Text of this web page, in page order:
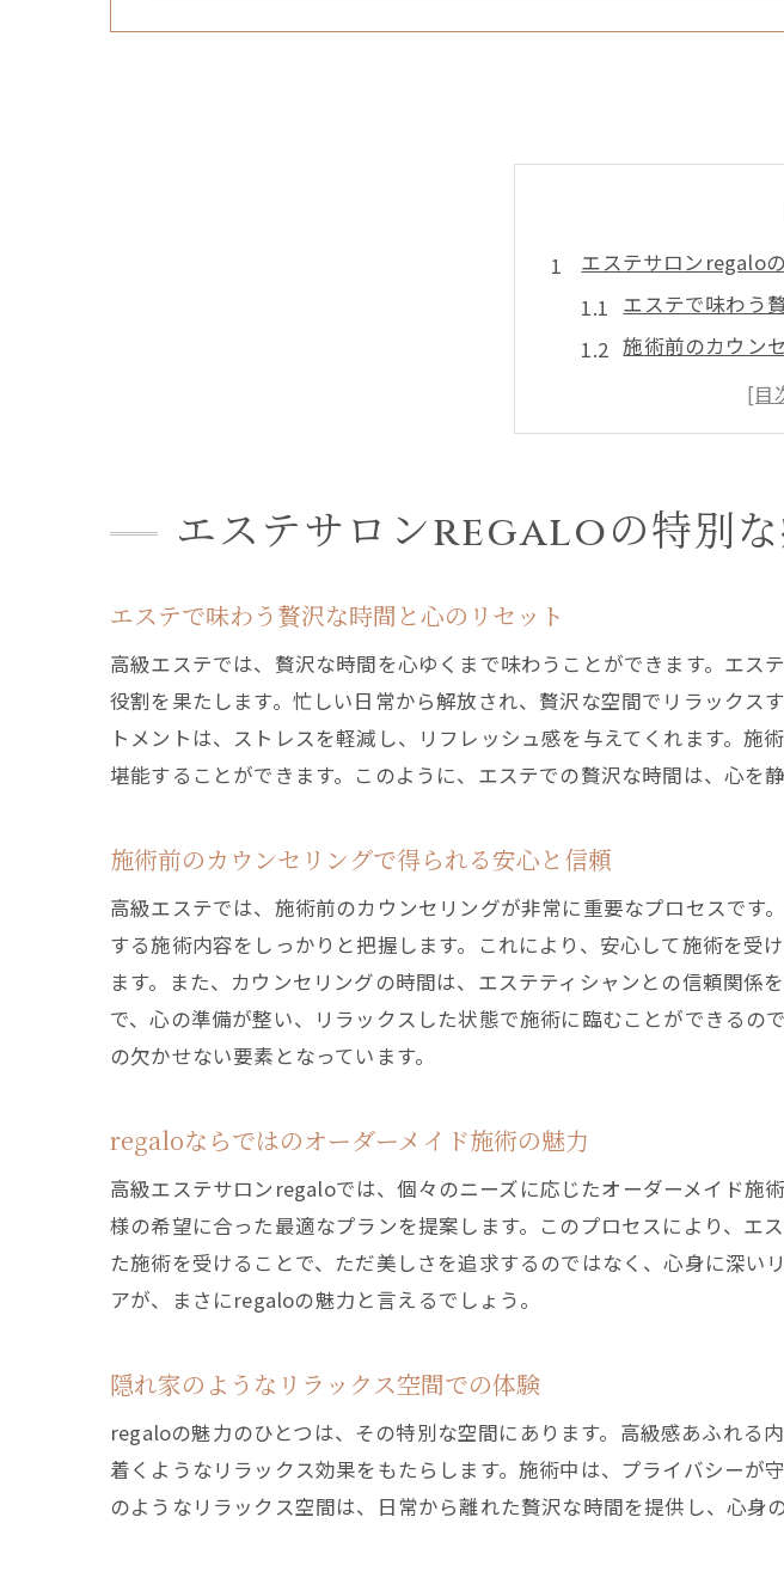
エステサロンregalo
エステで味わう
施術前のカウン
regaloならでは
隠れ家のような
日常のストレス
高級エステで心身を
regaloの高品質
専門的なケア
エステが心に与
エステで得られる至
リラクゼーショ
エステで心身を
施術中のひとと
regaloのエステ施術
エステティシャ
肌の状態に合わ
最新技術と機器
なぜ高級エステがス
エステが提供す
心の不安を和ら
エステサロンregaloの特別な
エステで味わう贅沢な時間と心のリセット
高級エステでは、贅沢な時間を心ゆくまで味わうことができます。エ
役割を果たします。忙しい日常から解放され、贅沢な空間でリラックス
トメントは、ストレスを軽減し、リフレッシュ感を与えてくれます。
堪能することができます。このように、エステでの贅沢な時間は、心を
施術前のカウンセリングで得られる安心と信頼
高級エステでは、施術前のカウンセリングが非常に重要なプロセスで
する施術内容をしっかりと把握します。これにより、安心して施術を
ます。また、カウンセリングの時間は、エステティシャンとの信頼関
で、心の準備が整い、リラックスした状態で施術に臨むことができる
の欠かせない要素となっています。
regaloならではのオーダーメイド施術の魅力
高級エステサロンregaloでは、個々のニーズに応じたオーダーメイド施
様の希望に合った最適なプランを提案します。このプロセスにより、エ
た施術を受けることで、ただ美しさを追求するのではなく、心身に深
アが、まさにregaloの魅力と言えるでしょう。
隠れ家のようなリラックス空間での体験
regaloの魅力のひとつは、その特別な空間にあります。高級感あふれる
着くようなリラックス効果をもたらします。施術中は、プライバシー
のようなリラックス空間は、日常から離れた贅沢な時間を提供し、心身